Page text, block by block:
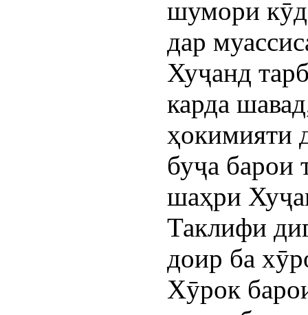
шумори
дар
Хуҷанд
карда
ҳокимияти
буҷа барои
шаҳри
Таклифи
доир ба
Хӯрок